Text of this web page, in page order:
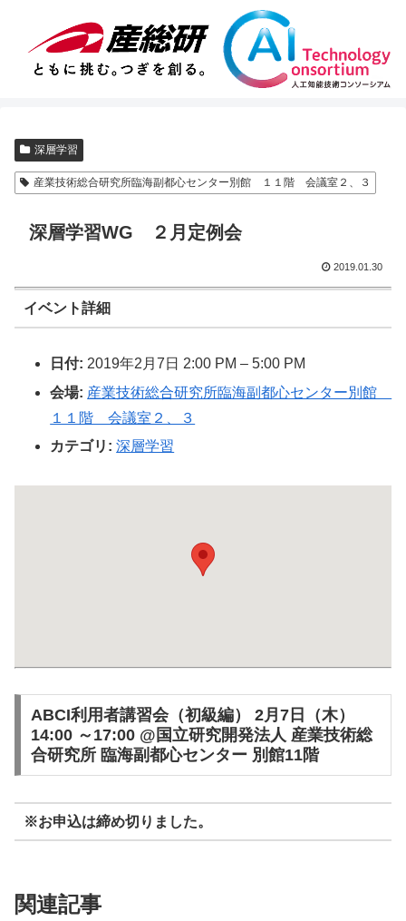
深層学習
産業技術総合研究所臨海副都心センター別館 １１階 会議室２、３
深層学習WG ２月定例会
2019.01.30
イベント詳細
日付: 2019年2月7日 2:00 PM –5:00 PM
会場: 産業技術総合研究所臨海副都心センター別館
１１階 会議室２、３
カテゴリ: 深層学習
ABCI利用者講習会（初級編） 2月7日（木）
14:00 ～17:00 @国立研究開発法人 産業技術総
合研究所 臨海副都心センター 別館11階
※お申込は締め切りました。
関連記事